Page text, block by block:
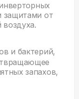
защитами от
и бактерий,
запахов,